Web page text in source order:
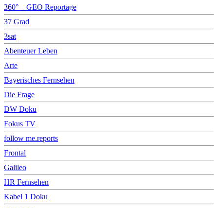
360° – GEO Reportage
37 Grad
3sat
Abenteuer Leben
Arte
Bayerisches Fernsehen
Die Frage
DW Doku
Fokus TV
follow me.reports
Frontal
Galileo
HR Fernsehen
Kabel 1 Doku